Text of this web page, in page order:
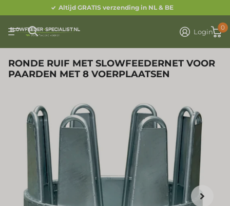
Altijd GRATIS verzending in NL & BE
Login
0
RONDE RUIF MET SLOWFEEDERNET VOOR
PAARDEN MET 8 VOERPLAATSEN